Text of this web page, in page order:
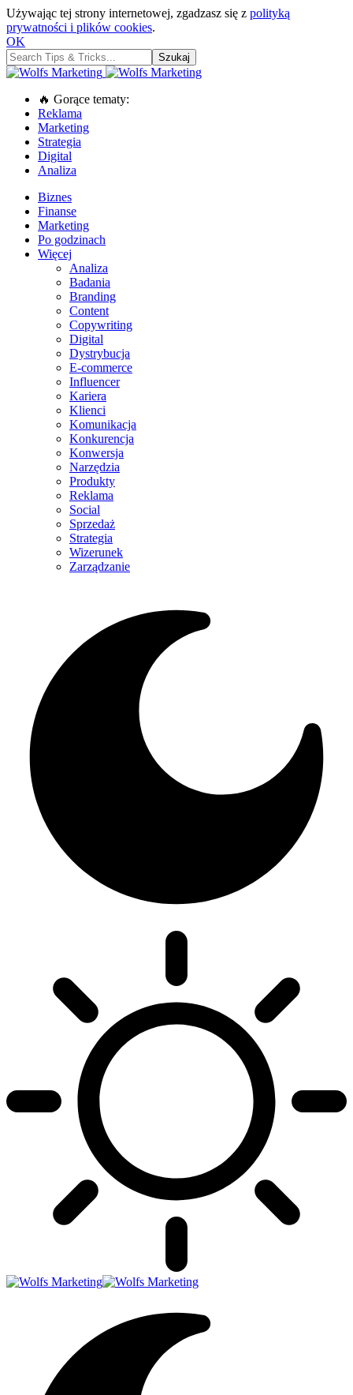
Używając tej strony internetowej, zgadzasz się z polityką
prywatności i plików cookies.
OK
🔥 Gorące tematy:
Reklama
Marketing
Strategia
Digital
Analiza
Biznes
Finanse
Marketing
Po godzinach
Więcej
Analiza
Badania
Branding
Content
Copywriting
Digital
Dystrybucja
E-commerce
Influencer
Kariera
Klienci
Komunikacja
Konkurencja
Konwersja
Narzędzia
Produkty
Reklama
Social
Sprzedaż
Strategia
Wizerunek
Zarządzanie